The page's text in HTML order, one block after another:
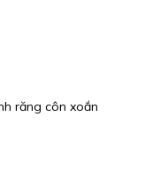
răng côn xoắn